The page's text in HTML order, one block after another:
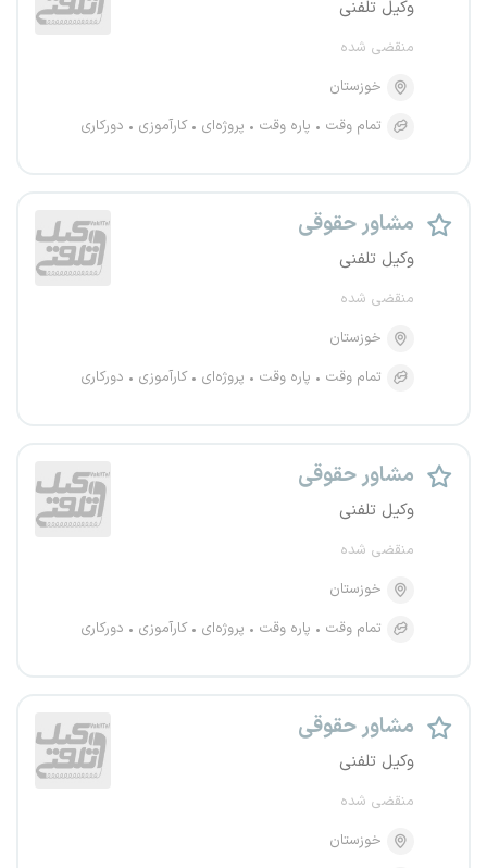
وکیل تلفنی
منقضی شده
خوزستان
تمام وقت
پاره وقت پروژه‌ای کارآموزی دورکاری
مشاور حقوقی
وکیل تلفنی
منقضی شده
خوزستان
تمام وقت
پاره وقت پروژه‌ای کارآموزی دورکاری
مشاور حقوقی
وکیل تلفنی
منقضی شده
خوزستان
تمام وقت
پاره وقت پروژه‌ای کارآموزی دورکاری
مشاور حقوقی
وکیل تلفنی
منقضی شده
خوزستان